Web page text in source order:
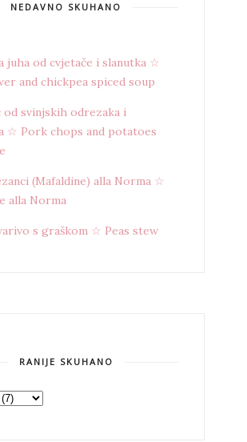
NEDAVNO SKUHANO
juha od cvjetače i slanutka ☆
and chickpea spiced soup
od svinjskih odrezaka i
☆ Pork chops and potatoes
(Mafaldine) alla Norma ☆
alla Norma
s graškom ☆ Peas stew
RANIJE SKUHANO